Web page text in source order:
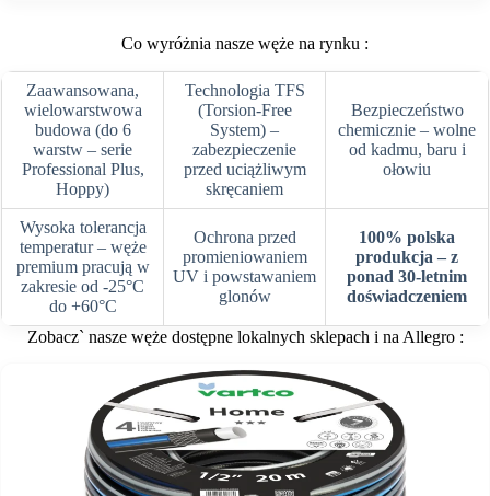
Co wyróżnia nasze węże na rynku :
Zaawansowana,
wielowarstwowa
budowa (do 6
warstw – serie
Professional Plus,
Hoppy)
Technologia TFS
(Torsion-Free
System) –
zabezpieczenie
przed uciążliwym
skręcaniem
Bezpieczeństwo
chemicznie – wolne
od kadmu, baru i
ołowiu
Wysoka tolerancja
temperatur – węże
premium pracują w
zakresie od -25°C
do +60°C
Ochrona przed
promieniowaniem
UV i powstawaniem
glonów
100% polska
produkcja – z
ponad 30-letnim
doświadczeniem
Zobacz` nasze węże dostępne lokalnych sklepach i na Allegro :